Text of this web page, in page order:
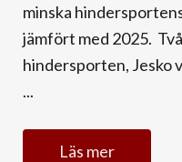
minska
jämfört med 2025.
hindersporten, Jesko
...
Läs mer